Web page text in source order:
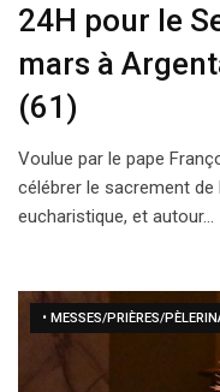
24H pour le
mars à
(61)
Voulue par le pape
célébrer le sacrement de
eucharistique, et autour…
• MESSES/PRIÈRES/